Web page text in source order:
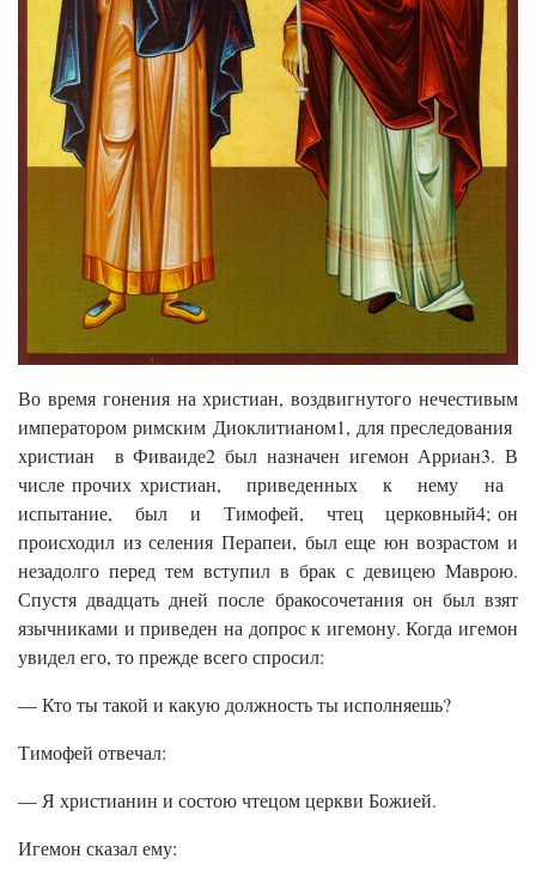
Во время гонения на христиан, воздвигнутого нечестивым
императором римским Диоклитианом1, для преследования
христиан в Фиваиде2 был назначен игемон Арриан3. В
числе прочих христиан, приведенных к нему на
испытание, был и Тимофей, чтец церковный4; он
происходил из селения Перапеи, был еще юн возрастом и
незадолго перед тем вступил в брак с девицею Маврою.
Спустя двадцать дней после бракосочетания он был взят
язычниками и приведен на допрос к игемону. Когда игемон
увидел его, то прежде всего спросил:
— Кто ты такой и какую должность ты исполняешь?
Тимофей отвечал:
— Я христианин и состою чтецом церкви Божией.
Игемон сказал ему: